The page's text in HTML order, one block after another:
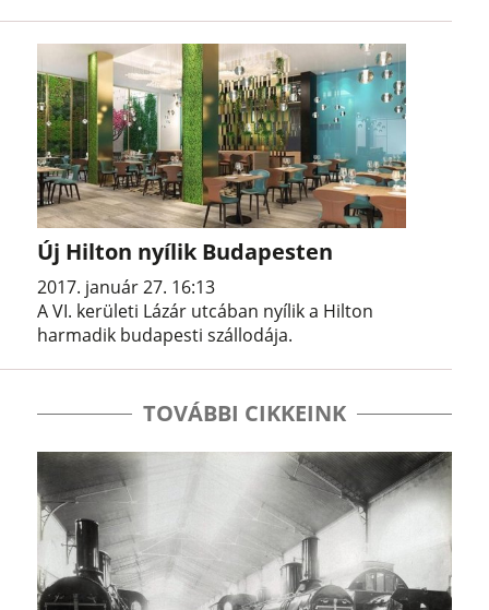
Új Hilton nyílik Budapesten
2017. január 27. 16:13
A VI. kerületi Lázár utcában nyílik a Hilton
harmadik budapesti szállodája.
TOVÁBBI CIKKEINK